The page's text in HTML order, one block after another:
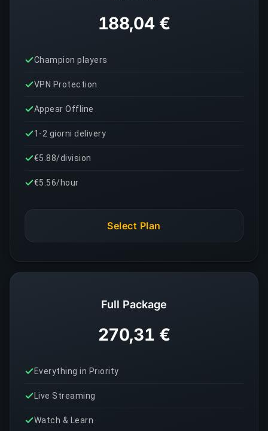
188,04 €
Champion players
VPN Protection
Appear Offline
1-2 giorni delivery
€5.88/division
€5.56/hour
Select Plan
Full Package
270,31 €
Everything in Priority
Live Streaming
Watch & Learn